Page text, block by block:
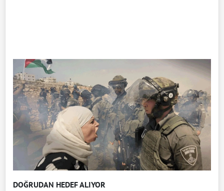
DOĞRUDAN HEDEF ALIYOR